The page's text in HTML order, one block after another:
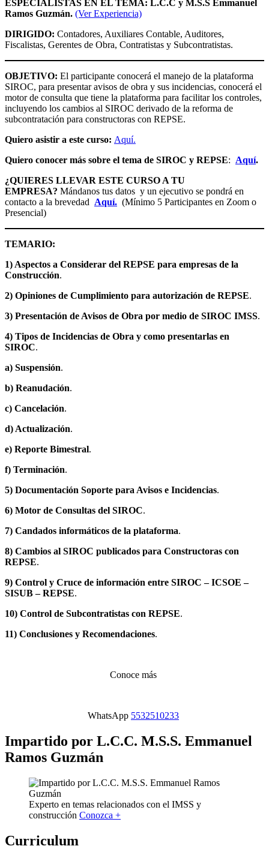
ESPECIALISTAS EN EL TEMA: L.C.C y M.S.S Emmanuel
Ramos Guzmán. (Ver Experiencia)
DIRIGIDO: Contadores, Auxiliares Contable, Auditores,
Fiscalistas, Gerentes de Obra, Contratistas y Subcontratistas.
OBJETIVO: El participante conocerá el manejo de la plataforma
SIROC, para presentar avisos de obra y sus incidencias, conocerá el
motor de consulta que tiene la plataforma para facilitar los controles,
incluyendo los cambios al SIROC derivado de la reforma de
subcontratación para constructoras con REPSE.
Quiero asistir a este curso: Aquí.
Quiero conocer más sobre el tema de SIROC y REPSE: Aquí.
¿QUIERES LLEVAR ESTE CURSO A TU
EMPRESA? Mándanos tus datos y un ejecutivo se pondrá en
contacto a la brevedad Aquí. (Mínimo 5 Participantes en Zoom o
Presencial)
TEMARIO:
1) Aspectos a Considerar del REPSE para empresas de la
Construcción.
2) Opiniones de Cumplimiento para autorización de REPSE.
3) Presentación de Avisos de Obra por medio de SIROC IMSS.
4) Tipos de Incidencias de Obra y como presentarlas en
SIROC.
a) Suspensión.
b) Reanudación.
c) Cancelación.
d) Actualización.
e) Reporte Bimestral.
f) Terminación.
5) Documentación Soporte para Avisos e Incidencias.
6) Motor de Consultas del SIROC.
7) Candados informáticos de la plataforma.
8) Cambios al SIROC publicados para Constructoras con
REPSE.
9) Control y Cruce de información entre SIROC – ICSOE –
SISUB – REPSE.
10) Control de Subcontratistas con REPSE.
11) Conclusiones y Recomendaciones.
Conoce más
WhatsApp 5532510233
Impartido por L.C.C. M.S.S. Emmanuel
Ramos Guzmán
Experto en temas relacionados con el IMSS y
construcción Conozca +
Curriculum